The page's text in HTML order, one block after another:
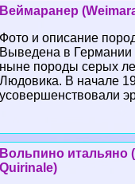
Веймаранер
Фото и описание
Выведена в Германии
ныне породы серых
Людовика. В начале
усовершенствовали
Вольпино итальяно
Quirinale)